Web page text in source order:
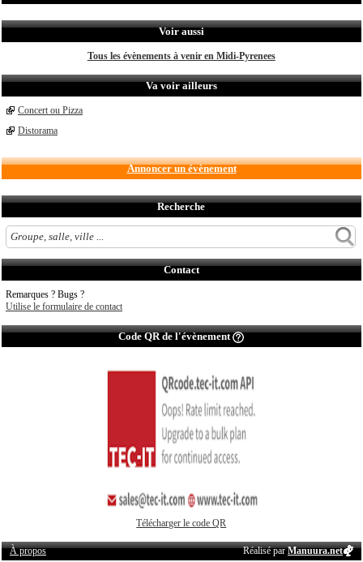
Voir aussi
Tous les évènements à venir en Midi-Pyrenees
Va voir ailleurs
Concert ou Pizza
Distorama
Annoncer un évènement
Recherche
Contact
Remarques ? Bugs ?
Utilise le formulaire de contact
Code QR de l'évènement
Télécharger le code QR
À propos Réalisé parManuura.net